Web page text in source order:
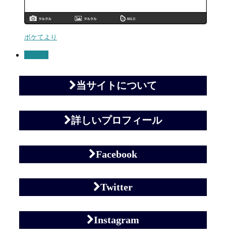
ボケてより
当サイトについて
詳しいプロフィール
Facebook
Twitter
Instagram